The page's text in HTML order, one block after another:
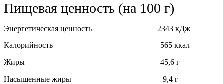
Пищевая ценность (на 100 г)
Энергетическая ценность 2343 кДж
Калорийность 565 ккал
Жиры 45,6 г
Насыщенные жиры 9,4 г